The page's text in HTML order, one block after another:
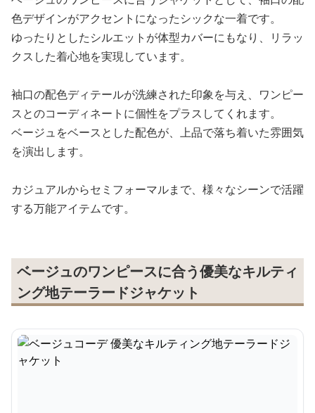
色デザインがアクセントになったシックな一着です。
ゆったりとしたシルエットが体型カバーにもなり、リラッ
クスした着心地を実現しています。
袖口の配色ディテールが洗練された印象を与え、ワンピー
スとのコーディネートに個性をプラスしてくれます。
ベージュをベースとした配色が、上品で落ち着いた雰囲気
を演出します。
カジュアルからセミフォーマルまで、様々なシーンで活躍
する万能アイテムです。
ベージュのワンピースに合う優美なキルティ
ング地テーラードジャケット